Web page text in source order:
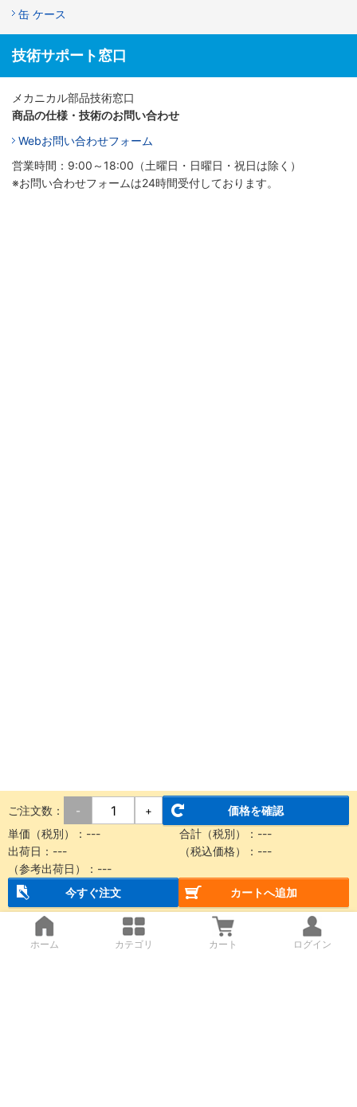
缶 ケース
技術サポート窓口
メカニカル部品技術窓口
商品の仕様・技術のお問い合わせ
Webお問い合わせフォーム
営業時間：9:00～18:00（土曜日・日曜日・祝日は除く）
※お問い合わせフォームは24時間受付しております。
ご注文数： - +
価格を確認
単価（税別）： --- 合計（税別）： ---
出荷日： --- （税込価格）： ---
（参考出荷日）： ---
今すぐ注文
カートへ追加
ホーム カテゴリ カート ログイン